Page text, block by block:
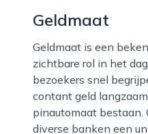
Geldmaat
Geldmaat is een bekende aanbieder van geldautomaten in nederland en speelt ook in zegveld een
zichtbare rol in het
bezoekers snel
contant geld
pinautomaat bestaan.
diverse banken een